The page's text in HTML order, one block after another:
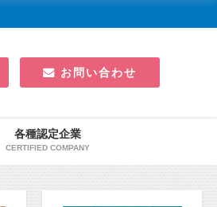
お問い合わせ
各種認定企業
CERTIFIED COMPANY